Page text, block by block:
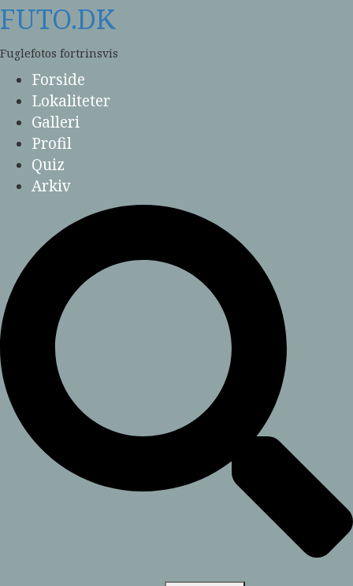
Skip
to
content
FUTO.DK
Fuglefotos fortrinsvis
Forside
Lokaliteter
Galleri
Profil
Quiz
Arkiv